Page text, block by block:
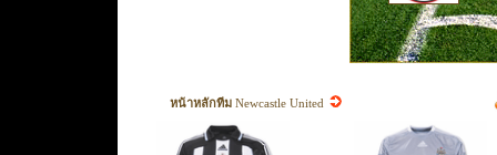
หน้าหลักทีม Newcastle United